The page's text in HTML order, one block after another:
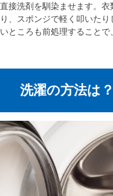
直接洗剤を馴染ませます。
り、スポンジで軽く叩いた
いところも前処理することで
洗濯の方法は？